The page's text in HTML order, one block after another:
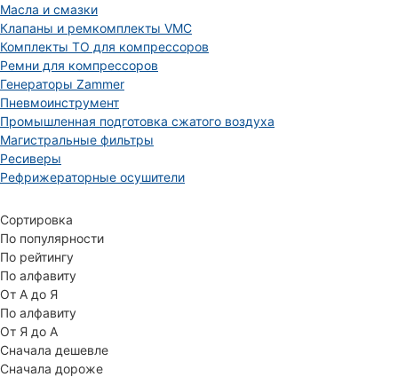
Масла и смазки
Клапаны и ремкомплекты VMC
Комплекты ТО для компрессоров
Ремни для компрессоров
Генераторы Zammer
Пневмоинструмент
Промышленная подготовка сжатого воздуха
Магистральные фильтры
Ресиверы
Рефрижераторные осушители
Сортировка
По популярности
По рейтингу
По алфавиту
От А до Я
По алфавиту
От Я до А
Сначала дешевле
Сначала дороже